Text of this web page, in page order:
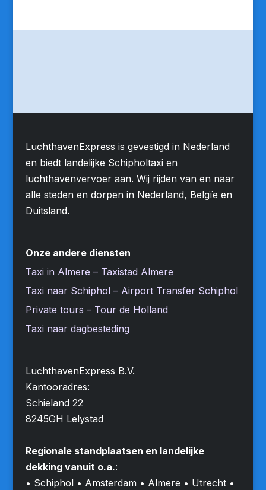
LuchthavenExpress is gevestigd in Nederland
en biedt landelijke Schipholtaxi en
luchthavenvervoer aan. Wij rijden van en naar
alle steden en dorpen in Nederland, Belgïe en
Duitsland.
Onze andere diensten
Taxi in Almere – Taxistad Almere
Taxi naar Schiphol – Airport Transfer Schiphol
Private tours – Tour de Holland
Taxi naar dagbesteding
LuchthavenExpress B.V.
Kantooradres:
Schieland 22
8245GH Lelystad
Regionale standplaatsen en landelijke
dekking vanuit o.a.:
• Schiphol • Amsterdam • Almere • Utrecht •